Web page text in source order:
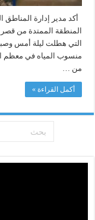
أكد مدير إدارة المناطق
المنطقة الممتدة من قصر
التي هطلت ليلة أمس
منسوب المياه في معظم
من …
أكمل القراءة »